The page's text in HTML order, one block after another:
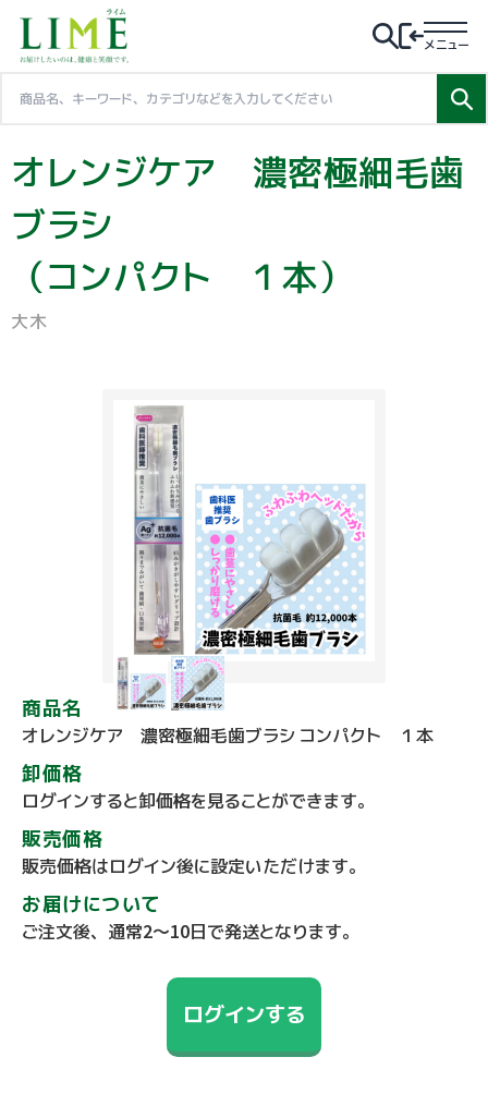
メニュー
オレンジケア 濃密極細毛歯
ブラシ
（コンパクト １本）
大木
商品名
オレンジケア 濃密極細毛歯ブラシ コンパクト １本
卸価格
ログインすると卸価格を見ることができます。
販売価格
販売価格はログイン後に設定いただけます。
お届けについて
ご注文後、通常2～10日で発送となります。
ログインする